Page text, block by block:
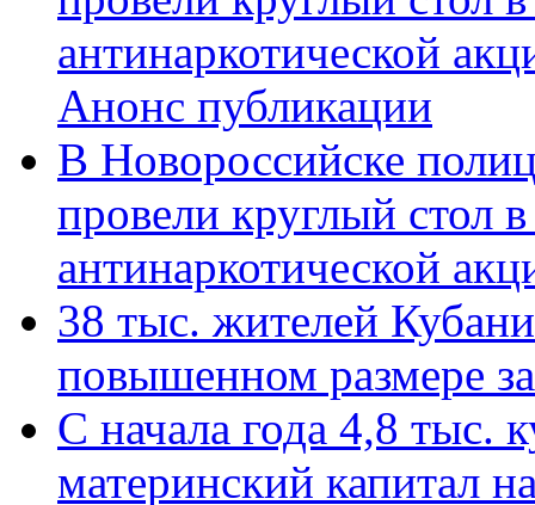
антинаркотической
Анонс публикации
В Новороссийске
провели круглый стол
антинаркотической
38 тыс. жителей
повышенном размере
С начала года 4,8 тыс.
материнский капитал